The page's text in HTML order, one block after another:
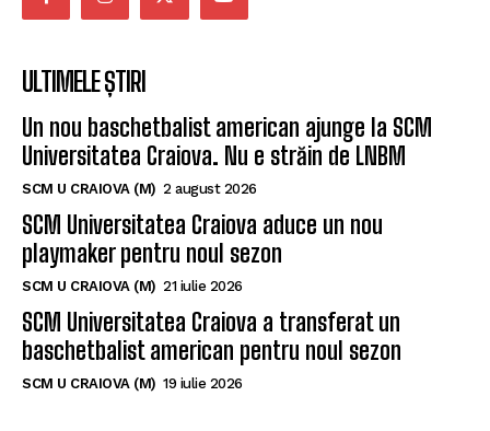
ULTIMELE ȘTIRI
Un nou baschetbalist american ajunge la SCM
Universitatea Craiova. Nu e străin de LNBM
SCM U CRAIOVA (M) 2 august 2026
SCM Universitatea Craiova aduce un nou
playmaker pentru noul sezon
SCM U CRAIOVA (M) 21 iulie 2026
SCM Universitatea Craiova a transferat un
baschetbalist american pentru noul sezon
SCM U CRAIOVA (M) 19 iulie 2026